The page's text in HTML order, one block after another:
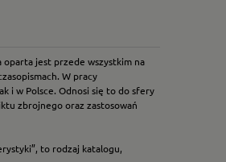
jest przede wszystkim na
W pracy
i w Polsce. Odnosi się to do sfery
zbrojnego oraz zastosowań
to rodzaj katalogu,